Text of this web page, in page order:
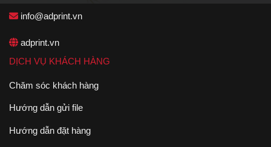
info@adprint.vn
adprint.vn
DỊCH VỤ KHÁCH HÀNG
Chăm sóc khách hàng
Hướng dẫn gửi file
Hướng dẫn đặt hàng